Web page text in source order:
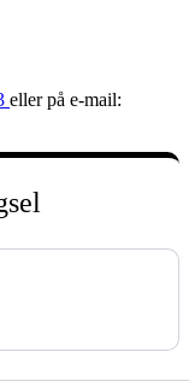
eller på e-mail: